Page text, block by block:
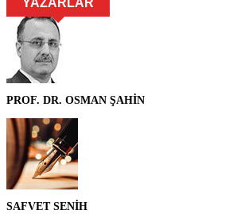
YAZARLAR
PROF. DR. OSMAN ŞAHİN
SAFVET SENİH